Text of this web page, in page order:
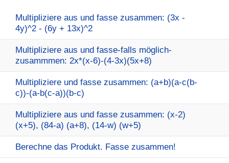
Multipliziere aus und fasse zusammen: (3x -
4y)^2 - (6y + 13x)^2
Multipliziere aus und fasse-falls möglich-
zusammmen: 2x*(x-6)-(4-3x)(5x+8)
Multipliziere und fasse zusammen: (a+b)(a-c(b-
c))-(a-b(c-a))(b-c)
Multipliziere aus und fasse zusammen: (x-2)
(x+5), (84-a) (a+8), (14-w) (w+5)
Berechne das Produkt. Fasse zusammen!